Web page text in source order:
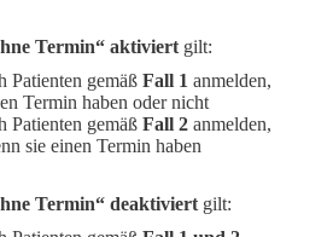
Termin“ aktiviert gilt:
Patienten gemäß Fall 1 anmelden,
Termin haben oder nicht
Patienten gemäß Fall 2 anmelden,
sie einen Termin haben
Termin“ deaktiviert gilt: